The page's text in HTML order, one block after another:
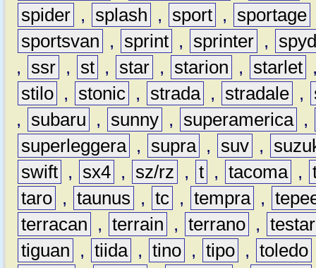
spider , splash , sport , sportage
sportsvan
, sprint , sprinter ,
,
ssr , st , star , starion , starlet
stilo , stonic , strada , stradale ,
,
subaru , sunny , superamerica ,
superleggera , supra , suv ,
swift , sx4 , sz/rz , t , tacoma ,
taro , taunus , tc , tempra ,
terracan
, terrain , terrano ,
tiguan
, tiida , tino , tipo , toledo